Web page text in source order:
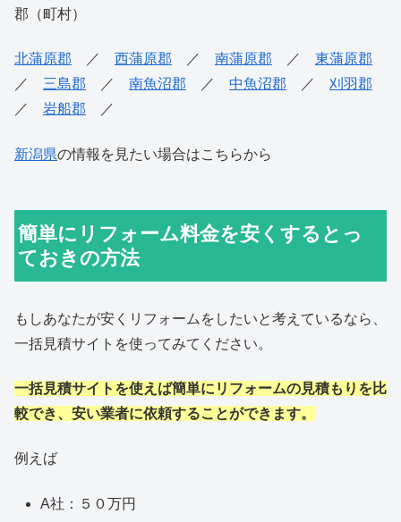
郡（町村）
北蒲原郡 ／ 西蒲原郡 ／ 南蒲原郡 ／ 東蒲原郡
／ 三島郡 ／ 南魚沼郡 ／ 中魚沼郡 ／ 刈羽郡
／ 岩船郡 ／
新潟県の情報を見たい場合はこちらから
簡単にリフォーム料金を安くするとっ
ておきの方法
もしあなたが安くリフォームをしたいと考えているなら、
一括見積サイトを使ってみてください。
一括見積サイトを使えば簡単にリフォームの見積もりを比
較でき、安い業者に依頼することができます。
例えば
A社：５０万円